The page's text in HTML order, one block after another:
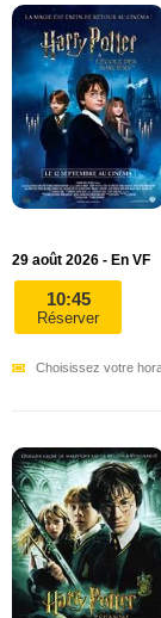
29 août 2026 - En VF
10:45
Réserver
Choisissez votre